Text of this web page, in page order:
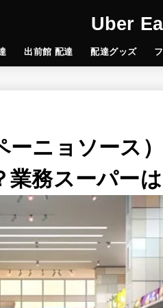
Uber
出前館 配達 配達グッズ
ーニョソース
務スーパーは